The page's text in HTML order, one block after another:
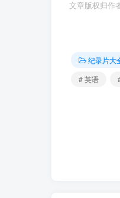
文章版权归作
纪录片大
# 英语